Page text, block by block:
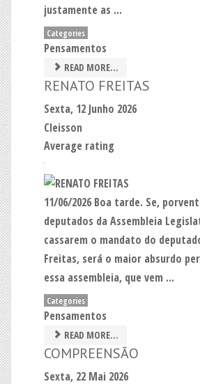
justamente as ...
Categories
Pensamentos
READ MORE...
RENATO FREITAS
Sexta, 12 Junho 2026
Cleisson
Average rating
11/06/2026 Boa tarde. Se,
deputados da Assembleia
cassarem o mandato do
Freitas, será o maior absurdo
essa assembleia, que vem ...
Categories
Pensamentos
READ MORE...
COMPREENSÃO
Sexta, 22 Mai 2026